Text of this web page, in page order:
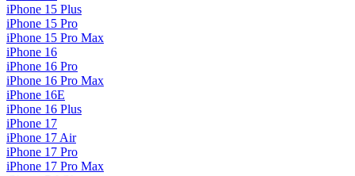
iPhone 15 Plus
iPhone 15 Pro
iPhone 15 Pro Max
iPhone 16
iPhone 16 Pro
iPhone 16 Pro Max
iPhone 16E
iPhone 16 Plus
iPhone 17
iPhone 17 Air
iPhone 17 Pro
iPhone 17 Pro Max